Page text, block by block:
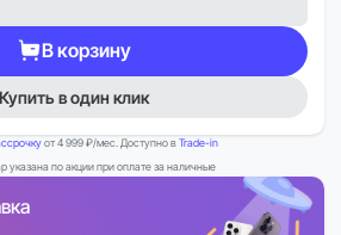
В корзину
Купить в один клик
от 4 999 ₽/мес. Доступно вTrade-in
указана по акции при оплате за наличные